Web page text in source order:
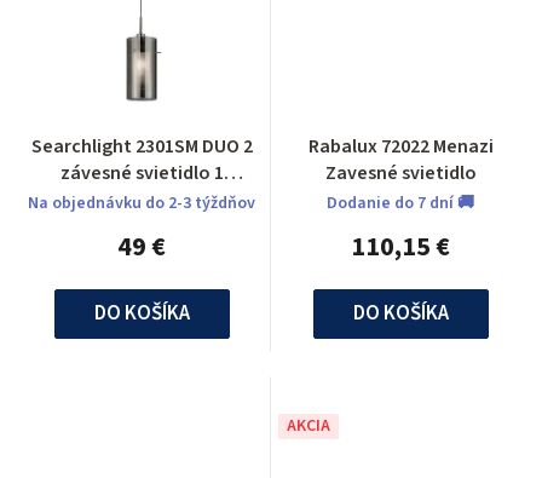
Searchlight 2301SM DUO 2
závesné svietidlo 1
ramenné
Na objednávku do 2-3 týždňov
49 €
DO KOŠÍKA
Rabalux 72022 Menazi
Zavesné svietidlo
Dodanie do 7 dní 🚚
110,15 €
DO KOŠÍKA
AKCIA